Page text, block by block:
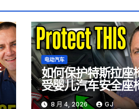
电动汽车
如何保护特斯拉座
受婴儿汽车安全座
磨损
8 月 4, 2026 GJ